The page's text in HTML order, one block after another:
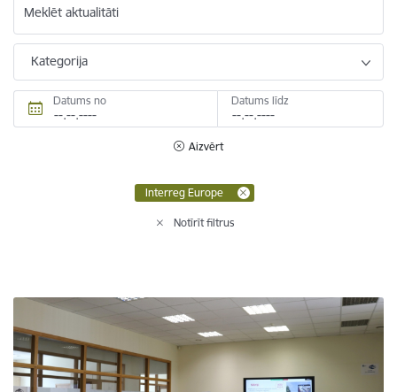
Meklēt aktualitāti
Kategorija
Datums no Datums līdz
Aizvērt
Interreg Europe
Notīrīt filtrus